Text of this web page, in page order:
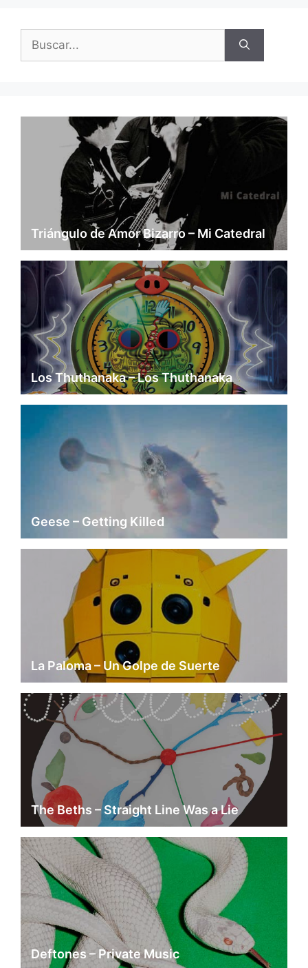
Triángulo de Amor Bizarro – Mi Catedral
Los Thuthanaka – Los Thuthanaka
Geese – Getting Killed
La Paloma – Un Golpe de Suerte
The Beths – Straight Line Was a Lie
Deftones – Private Music